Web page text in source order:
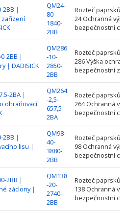
｜
QM24-
80-
1840-
2BB
Rozteč paprsků:
24 Ochranná
bezpečnostní
2BB｜
｜DADISICK
QM286
-10-
2850-
2BB
Rozteč paprsků:
286 Výška
bezpečnostní
2BA｜
ohraňovací
QM264
-2,5-
657,5-
2BA
Rozteč paprsků:
264 Ochranná
bezpečnostní
｜
lisu｜
QM98-
40-
3880-
2BB
Rozteč paprsků:
98 Ochranná
bezpečnostní
2BB｜
záclony｜
QM138
-20-
2740-
2BB
Rozteč paprsků:
138 Ochranná
bezpečnostní